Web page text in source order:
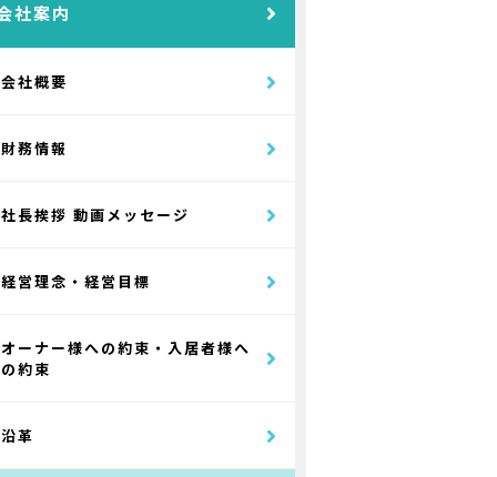
社案内
会社概要
財務情報
社長挨拶 動画メッセージ
経営理念・経営目標
オーナー様への約束・入居者様へ
の約束
沿革